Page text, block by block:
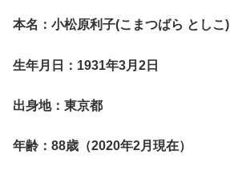
本名：小松原利子(こまつばら としこ)
生年月日：1931年3月2日
出身地：東京都
年齢：88歳（2020年2月現在）